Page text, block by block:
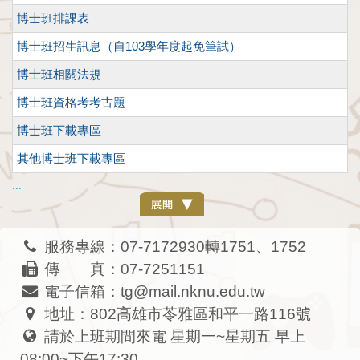
博士班排課表
博士班招生訊息（自103學年度起免筆試）
博士班相關法規
博士班資格考考古題
博士班下載專區
其他博士班下載專區
:::
服務專線：07-7172930轉1751、1752
傳 真：07-7251151
電子信箱：tg@mail.nknu.edu.tw
地址：802高雄市苓雅區和平一路116號
請於上班期間來電 星期一~星期五 早上